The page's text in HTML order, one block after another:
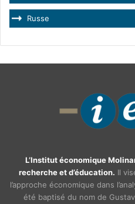
Russe
L’Institut économique
recherche et d’éducation. Il
l’approche économique dans
été baptisé du nom de